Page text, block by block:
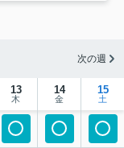
次の週
13
木
14
金
15
土